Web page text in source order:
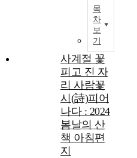
목
차
보
기
사계절 꽃
피고 진 자
리 사람꽃
시(詩)피어
나다 : 2024
봄날의 산
책 아침편
지